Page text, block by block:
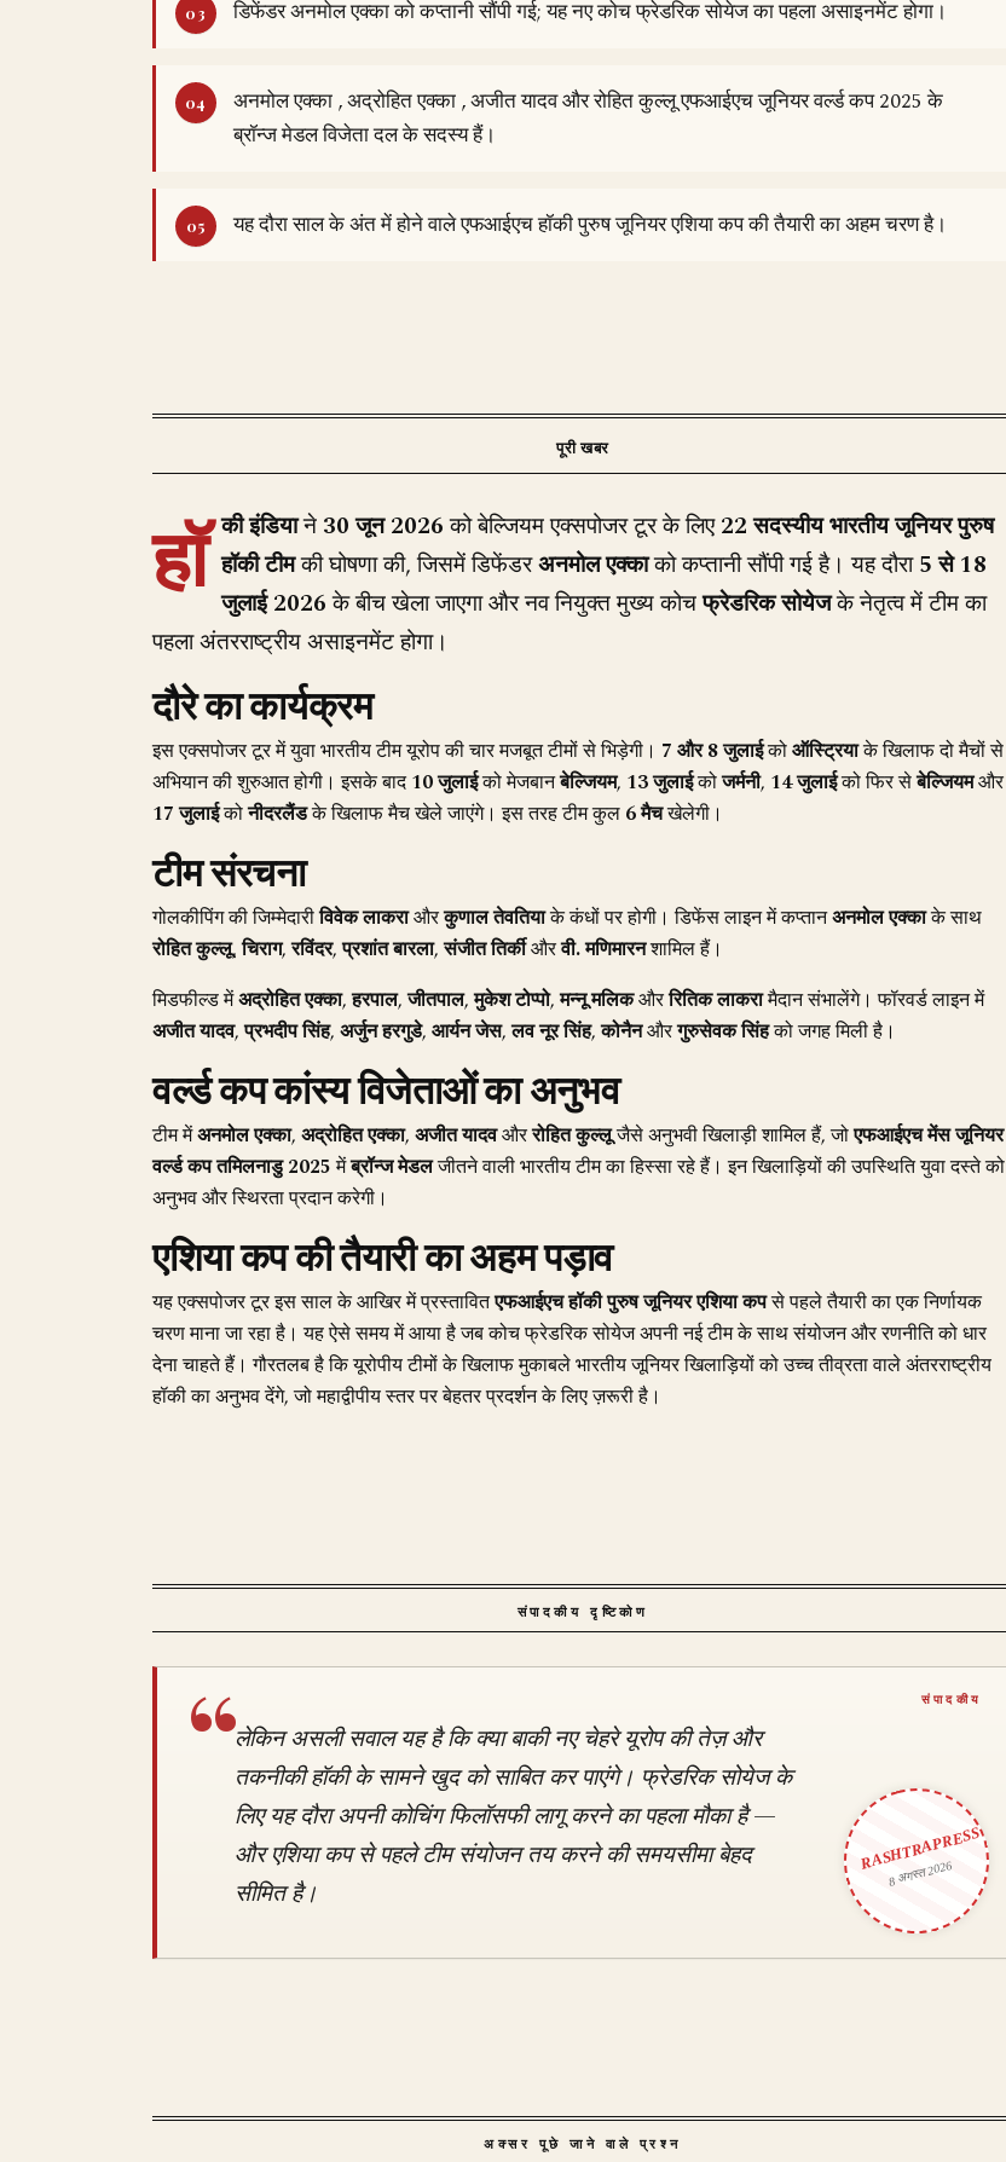
डिफेंडर अनमोल एक्का को कप्तानी सौंपी गई; यह नए कोच फ्रेडरिक सोयेज का पहला असाइनमेंट होगा।
अनमोल एक्का , अद्रोहित एक्का , अजीत यादव और रोहित कुल्लू एफआईएच जूनियर वर्ल्ड कप 2025 के
ब्रॉन्ज मेडल विजेता दल के सदस्य हैं।
यह दौरा साल के अंत में होने वाले एफआईएच हॉकी पुरुष जूनियर एशिया कप की तैयारी का अहम चरण है।
हॉ की इंडियाने 30 जून 2026को बेल्जियम एक्सपोजर टूर के लिए22 सदस्यीय भारतीय जूनियर पुरुष
हॉकी टीमकी घोषणा की, जिसमें डिफेंडरअनमोल एक्काको कप्तानी सौंपी गई है। यह दौरा5 से 18
जुलाई 2026के बीच खेला जाएगा और नव नियुक्त मुख्य कोचफ्रेडरिक सोयेजके नेतृत्व में टीम का
पहला अंतरराष्ट्रीय असाइनमेंट होगा।
दौरे का कार्यक्रम
इस एक्सपोजर टूर में युवा भारतीय टीम यूरोप की चार मजबूत टीमों से भिड़ेगी। 7 और 8 जुलाईकोऑस्ट्रियाके खिलाफ दो मैचों से
अभियान की शुरुआत होगी। इसके बाद10 जुलाईको मेजबानबेल्जियम, 13 जुलाईकोजर्मनी, 14 जुलाईको फिर सेबेल्जियमऔर
17 जुलाईकोनीदरलैंडके खिलाफ मैच खेले जाएंगे। इस तरह टीम कुल 6 मैचखेलेगी।
टीम संरचना
गोलकीपिंग की जिम्मेदारीविवेक लाकराऔरकुणाल तेवतियाके कंधों पर होगी। डिफेंस लाइन में कप्तानअनमोल एक्काके साथ
रोहित कुल्लू,चिराग,रविंदर,प्रशांत बारला,संजीत तिर्कीऔरवी. मणिमारनशामिल हैं।
मिडफील्ड मेंअद्रोहित एक्का,हरपाल,जीतपाल,मुकेश टोप्पो,मन्नू मलिकऔररितिक लाकरामैदान संभालेंगे। फॉरवर्ड लाइन में
अजीत यादव,प्रभदीप सिंह, अर्जुन हरगुडे, आर्यन जेस,लव नूर सिंह,कोनैनऔरगुरुसेवक सिंहको जगह मिली है।
वर्ल्ड कप कांस्य विजेताओं का अनुभव
टीम मेंअनमोल एक्का, अद्रोहित एक्का, अजीत यादवऔररोहित कुल्लूजैसे अनुभवी खिलाड़ी शामिल हैं, जोएफआईएच मेंस जूनियर
वर्ल्ड कप तमिलनाडु 2025मेंब्रॉन्ज मेडलजीतने वाली भारतीय टीम का हिस्सा रहे हैं। इन खिलाड़ियों की उपस्थिति युवा दस्ते को
अनुभव और स्थिरता प्रदान करेगी।
एशिया कप की तैयारी का अहम पड़ाव
यह एक्सपोजर टूर इस साल के आखिर में प्रस्तावितएफआईएच हॉकी पुरुष जूनियर एशिया कपसे पहले तैयारी का एक निर्णायक
चरण माना जा रहा है। यह ऐसे समय में आया है जब कोच फ्रेडरिक सोयेज अपनी नई टीम के साथ संयोजन और रणनीति को धार
देना चाहते हैं। गौरतलब है कि यूरोपीय टीमों के खिलाफ मुकाबले भारतीय जूनियर खिलाड़ियों को उच्च तीव्रता वाले अंतरराष्ट्रीय
हॉकी का अनुभव देंगे, जो महाद्वीपीय स्तर पर बेहतर प्रदर्शन के लिए ज़रूरी है।
संपादकीय दृष्टिकोण
लेकिन असली सवाल यह है कि क्या बाकी नए चेहरे यूरोप की तेज़ और
तकनीकी हॉकी के सामने खुद को साबित कर पाएंगे। फ्रेडरिक सोयेज के
लिए यह दौरा अपनी कोचिंग फिलॉसफी लागू करने का पहला मौका है —
और एशिया कप से पहले टीम संयोजन तय करने की समयसीमा बेहद
सीमित है।
RASHTRAPRESS
8 अगस्त 2026
अक्सर पूछे जाने वाले प्रश्न